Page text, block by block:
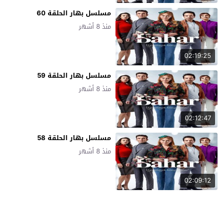
02:19:25
مسلسل بهار الحلقة 60
منذ 8 أشهر
02:12:47
مسلسل بهار الحلقة 59
منذ 8 أشهر
02:09:12
مسلسل بهار الحلقة 58
منذ 8 أشهر